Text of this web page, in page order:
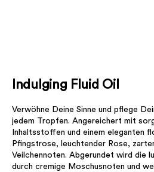
Indulging Fluid Oil
Verwöhne Deine Sinne und pflege
jedem Tropfen. Angereichert mit
Inhaltsstoffen und einem eleganten
Pfingstrose, leuchtender Rose,
Veilchennoten. Abgerundet wird die
durch cremige Moschusnoten und